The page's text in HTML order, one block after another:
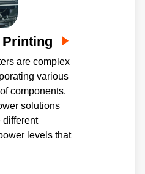
are complex
various
components.
solutions
different
levels that